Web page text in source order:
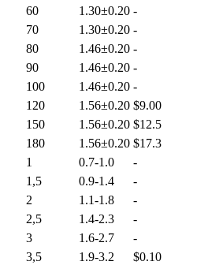
60 1.30±0.20 -
70 1.30±0.20 -
80 1.46±0.20 -
90 1.46±0.20 -
100 1.46±0.20 -
120 1.56±0.20 $9.00
150 1.56±0.20 $12.5
180 1.56±0.20 $17.3
1 0.7-1.0
-
1,5 0.9-1.4
-
2 1.1-1.8
-
2,5 1.4-2.3
-
3 1.6-2.7
-
3,5 1.9-3.2
$0.10